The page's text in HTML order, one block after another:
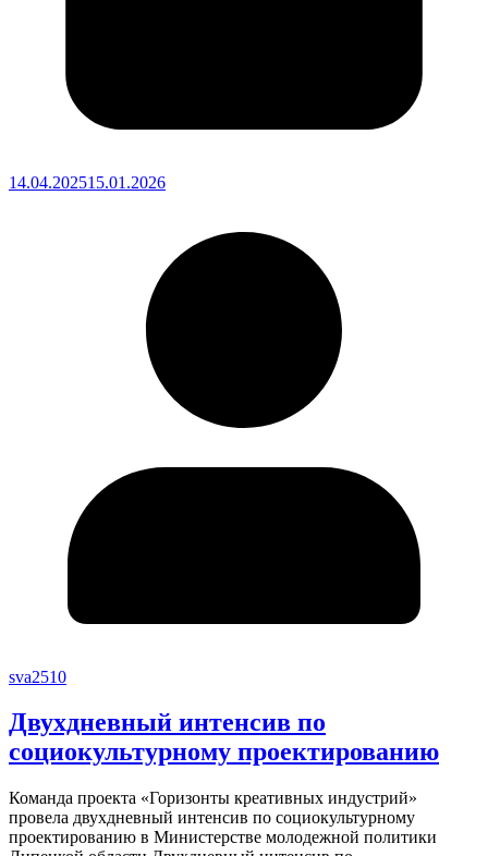
14.04.202515.01.2026
sva2510
Двухдневный интенсив по
социокультурному проектированию
Команда проекта «Горизонты креативных индустрий»
провела двухдневный интенсив по социокультурному
проектированию в Министерстве молодежной политики